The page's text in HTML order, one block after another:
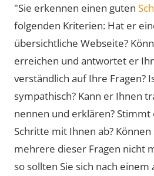
"Sie erkennen einen guten
folgenden Kriterien: Hat er
übersichtliche Webseite?
erreichen und antwortet er
verständlich auf Ihre Fragen?
sympathisch? Kann er Ihnen
nennen und erklären?
Schritte mit Ihnen ab?
mehrere dieser Fragen nicht
so sollten Sie sich nach